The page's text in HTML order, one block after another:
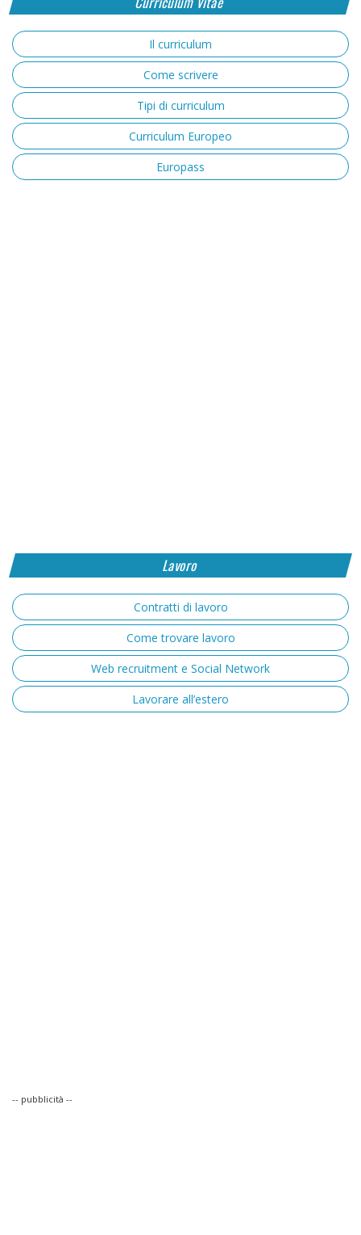
Il curriculum
Come scrivere
Tipi di curriculum
Curriculum Europeo
Europass
Lavoro
Contratti di lavoro
Come trovare lavoro
Web recruitment e Social Network
Lavorare all’estero
-- pubblicità --